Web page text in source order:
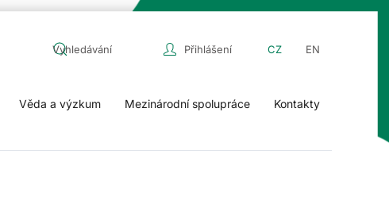
Přihlášení CZ EN
Věda a výzkum Mezinárodní spolupráce Kontakty